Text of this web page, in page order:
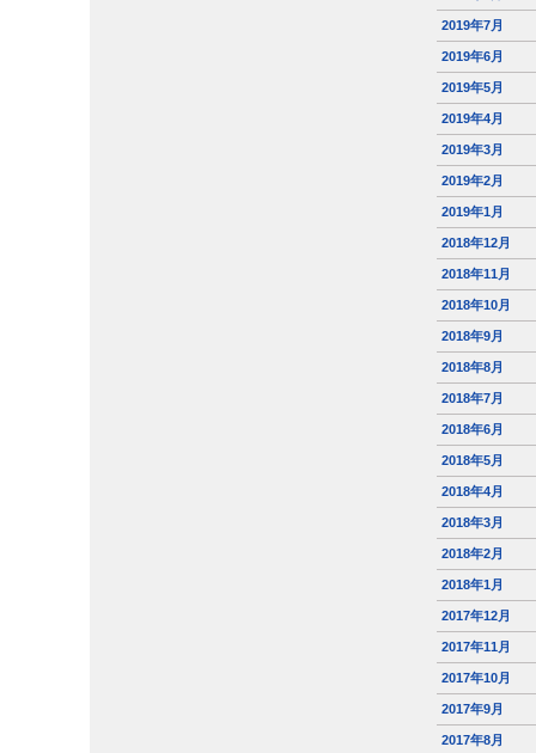
2019年7月
2019年6月
2019年5月
2019年4月
2019年3月
2019年2月
2019年1月
2018年12月
2018年11月
2018年10月
2018年9月
2018年8月
2018年7月
2018年6月
2018年5月
2018年4月
2018年3月
2018年2月
2018年1月
2017年12月
2017年11月
2017年10月
2017年9月
2017年8月